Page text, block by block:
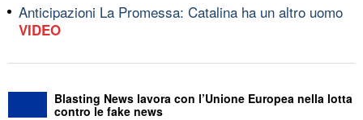
Anticipazioni La Promessa: Catalina ha un altro uomo
VIDEO
Blasting News lavora con l’Unione Europea nella lotta
contro le fake news